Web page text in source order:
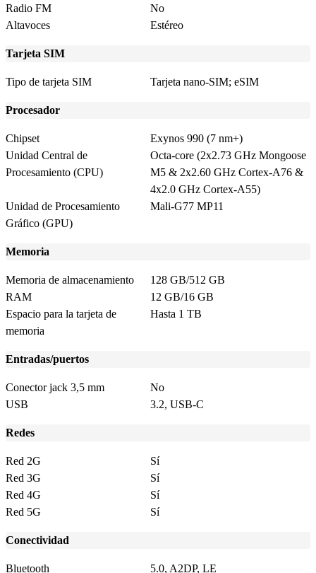
Radio FM
No
Altavoces
Estéreo
Tarjeta SIM
Tipo de tarjeta SIM Tarjeta nano-SIM; eSIM
Procesador
Chipset
Exynos 990 (7 nm+)
Unidad Central de
Procesamiento (CPU)
Octa-core (2x2.73 GHz Mongoose
M5 & 2x2.60 GHz Cortex-A76 &
4x2.0 GHz Cortex-A55)
Unidad de Procesamiento
Gráfico (GPU)
Mali-G77 MP11
Memoria
Memoria de almacenamiento
128 GB/512 GB
RAM
12 GB/16 GB
Espacio para la tarjeta de
memoria
Hasta 1 TB
Entradas/puertos
Conector jack 3,5 mm
No
USB
3.2, USB-C
Redes
Red 2G
Sí
Red 3G
Sí
Red 4G
Sí
Red 5G
Sí
Conectividad
Bluetooth 5.0, A2DP, LE